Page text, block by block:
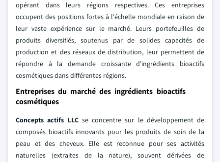
opérant dans leurs régions respectives. Ces entreprises
occupent des positions fortes à l'échelle mondiale en raison de
leur vaste expérience sur le marché. Leurs portefeuilles de
produits diversifiés, soutenus par de solides capacités de
production et des réseaux de distribution, leur permettent de
répondre à la demande croissante d'ingrédients bioactifs
cosmétiques dans différentes régions.
Entreprises du marché des ingrédients bioactifs
cosmétiques
Concepts actifs LLCse concentre sur le développement de
composés bioactifs innovants pour les produits de soin de la
peau et des cheveux. Elle est reconnue pour ses activités
naturelles (extraites de la nature), souvent dérivées de